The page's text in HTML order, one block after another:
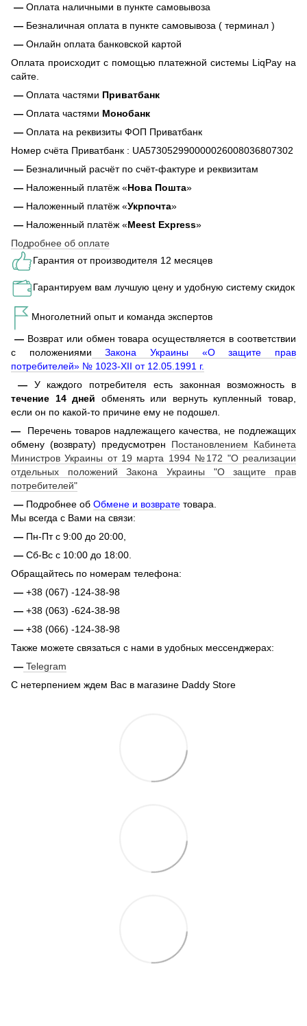
— Оплата наличными в пункте самовывоза
— Безналичная оплата в пункте самовывоза ( терминал )
— Онлайн оплата банковской картой
Оплата происходит с помощью платежной системы LiqPay на
сайте.
— Оплата частями Приватбанк
— Оплата частями Монобанк
— Оплата на реквизиты ФОП Приватбанк
Номер счёта Приватбанк : UA573052990000026008036807302
— Безналичный расчёт по счёт-фактуре и реквизитам
— Наложенный платёж «Нова Пошта»
— Наложенный платёж «Укрпочта»
— Наложенный платёж «Meest Express»
Подробнее об оплате
Гарантия от производителя 12 месяцев
Гарантируем вам лучшую цену и удобную систему скидок
Многолетний опыт и команда экспертов
— Возврат или обмен товара осуществляется в соответствии
с положениями Закона Украины «О защите прав
потребителей» № 1023-XII от 12.05.1991 г.
— У каждого потребителя есть законная возможность в
течение 14 дней обменять или вернуть купленный товар,
если он по какой-то причине ему не подошел.
—
Перечень товаров надлежащего качества, не подлежащих
обмену (возврату) предусмотрен Постановлением Кабинета
Министров Украины от 19 марта 1994 №172 "О реализации
отдельных положений Закона Украины "О защите прав
потребителей"
— Подробнее об Обмене и возврате товара.
Мы всегда с Вами на связи:
— Пн-Пт с 9:00 до 20:00,
— Сб-Вс с 10:00 до 18:00.
Обращайтесь по номерам телефона:
— +38 (067) -124-38-98
— +38 (063) -624-38-98
— +38 (066) -124-38-98
Также можете связаться с нами в удобных мессенджерах:
— Telegram
С нетерпением ждем Вас в магазине Daddy Store